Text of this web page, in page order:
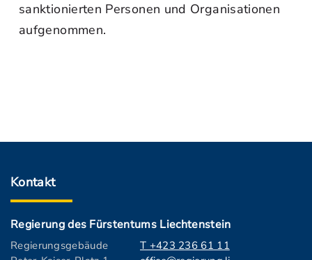
sanktionierten Personen und Organisationen
aufgenommen.
Kontakt
Regierung des Fürstentums Liechtenstein
Regierungsgebäude
T +423 236 61 11